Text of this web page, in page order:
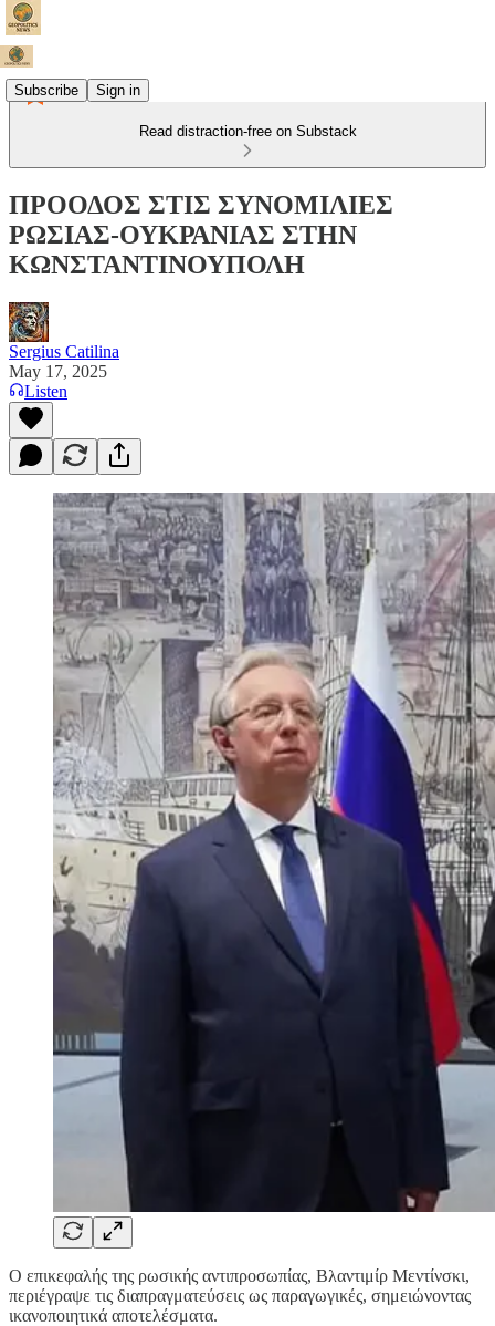
Subscribe Sign in
Read distraction-free on Substack
ΠΡΟΟΔΟΣ ΣΤΙΣ ΣΥΝΟΜΙΛΙΕΣ
ΡΩΣΙΑΣ-ΟΥΚΡΑΝΙΑΣ ΣΤΗΝ
ΚΩΝΣΤΑΝΤΙΝΟΥΠΟΛΗ
Sergius Catilina
May 17, 2025
Listen
Ο επικεφαλής της ρωσικής αντιπροσωπίας, Βλαντιμίρ Μεντίνσκι,
περιέγραψε τις διαπραγματεύσεις ως παραγωγικές, σημειώνοντας
ικανοποιητικά αποτελέσματα.